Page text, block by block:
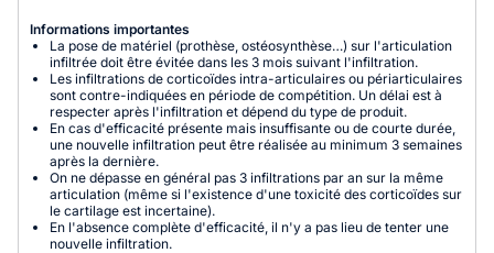
Informations importantes
La pose de matériel (prothèse, ostéosynthèse…) sur l'articulation
infiltrée doit être évitée dans les 3 mois suivant l'infiltration.
Les infiltrations de corticoïdes intra-articulaires ou périarticulaires
sont contre-indiquées en période de compétition. Un délai est à
respecter après l'infiltration et dépend du type de produit.
En cas d'efficacité présente mais insuffisante ou de courte durée,
une nouvelle infiltration peut être réalisée au minimum 3 semaines
après la dernière.
On ne dépasse en général pas 3 infiltrations par an sur la même
articulation (même si l'existence d'une toxicité des corticoïdes sur
le cartilage est incertaine).
En l'absence complète d'efficacité, il n'y a pas lieu de tenter une
nouvelle infiltration.